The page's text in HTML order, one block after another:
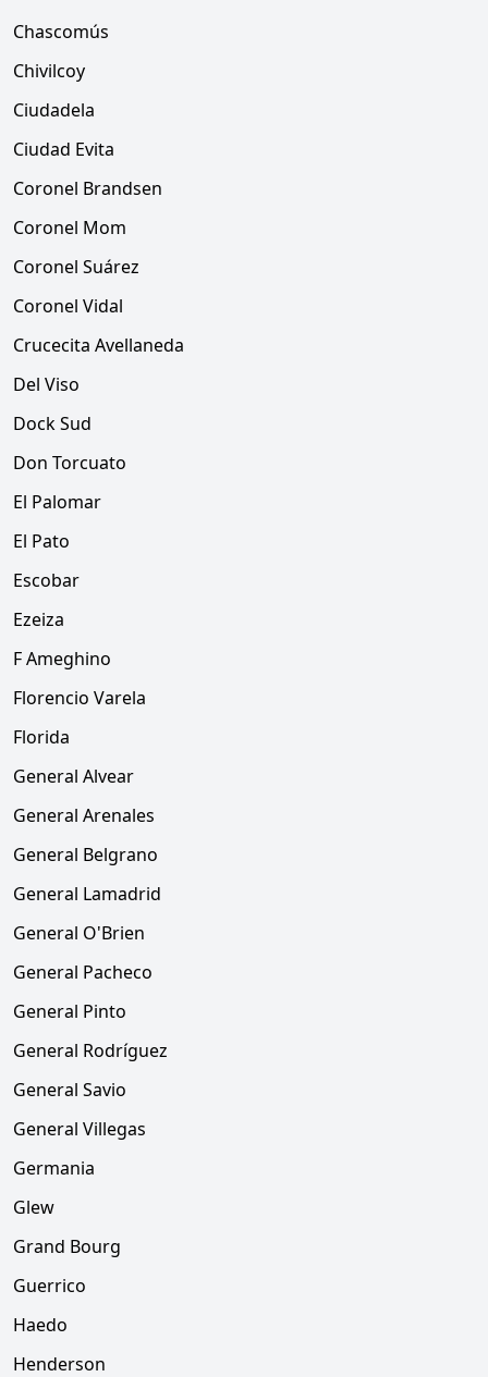
Chascomús
Chivilcoy
Ciudadela
Ciudad Evita
Coronel Brandsen
Coronel Mom
Coronel Suárez
Coronel Vidal
Crucecita Avellaneda
Del Viso
Dock Sud
Don Torcuato
El Palomar
El Pato
Escobar
Ezeiza
F Ameghino
Florencio Varela
Florida
General Alvear
General Arenales
General Belgrano
General Lamadrid
General O'Brien
General Pacheco
General Pinto
General Rodríguez
General Savio
General Villegas
Germania
Glew
Grand Bourg
Guerrico
Haedo
Henderson